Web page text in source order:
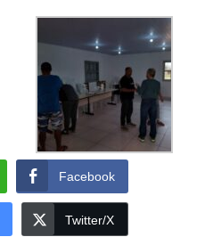
Facebook
Twitter/X